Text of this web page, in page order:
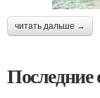
читать дальше →
Последние